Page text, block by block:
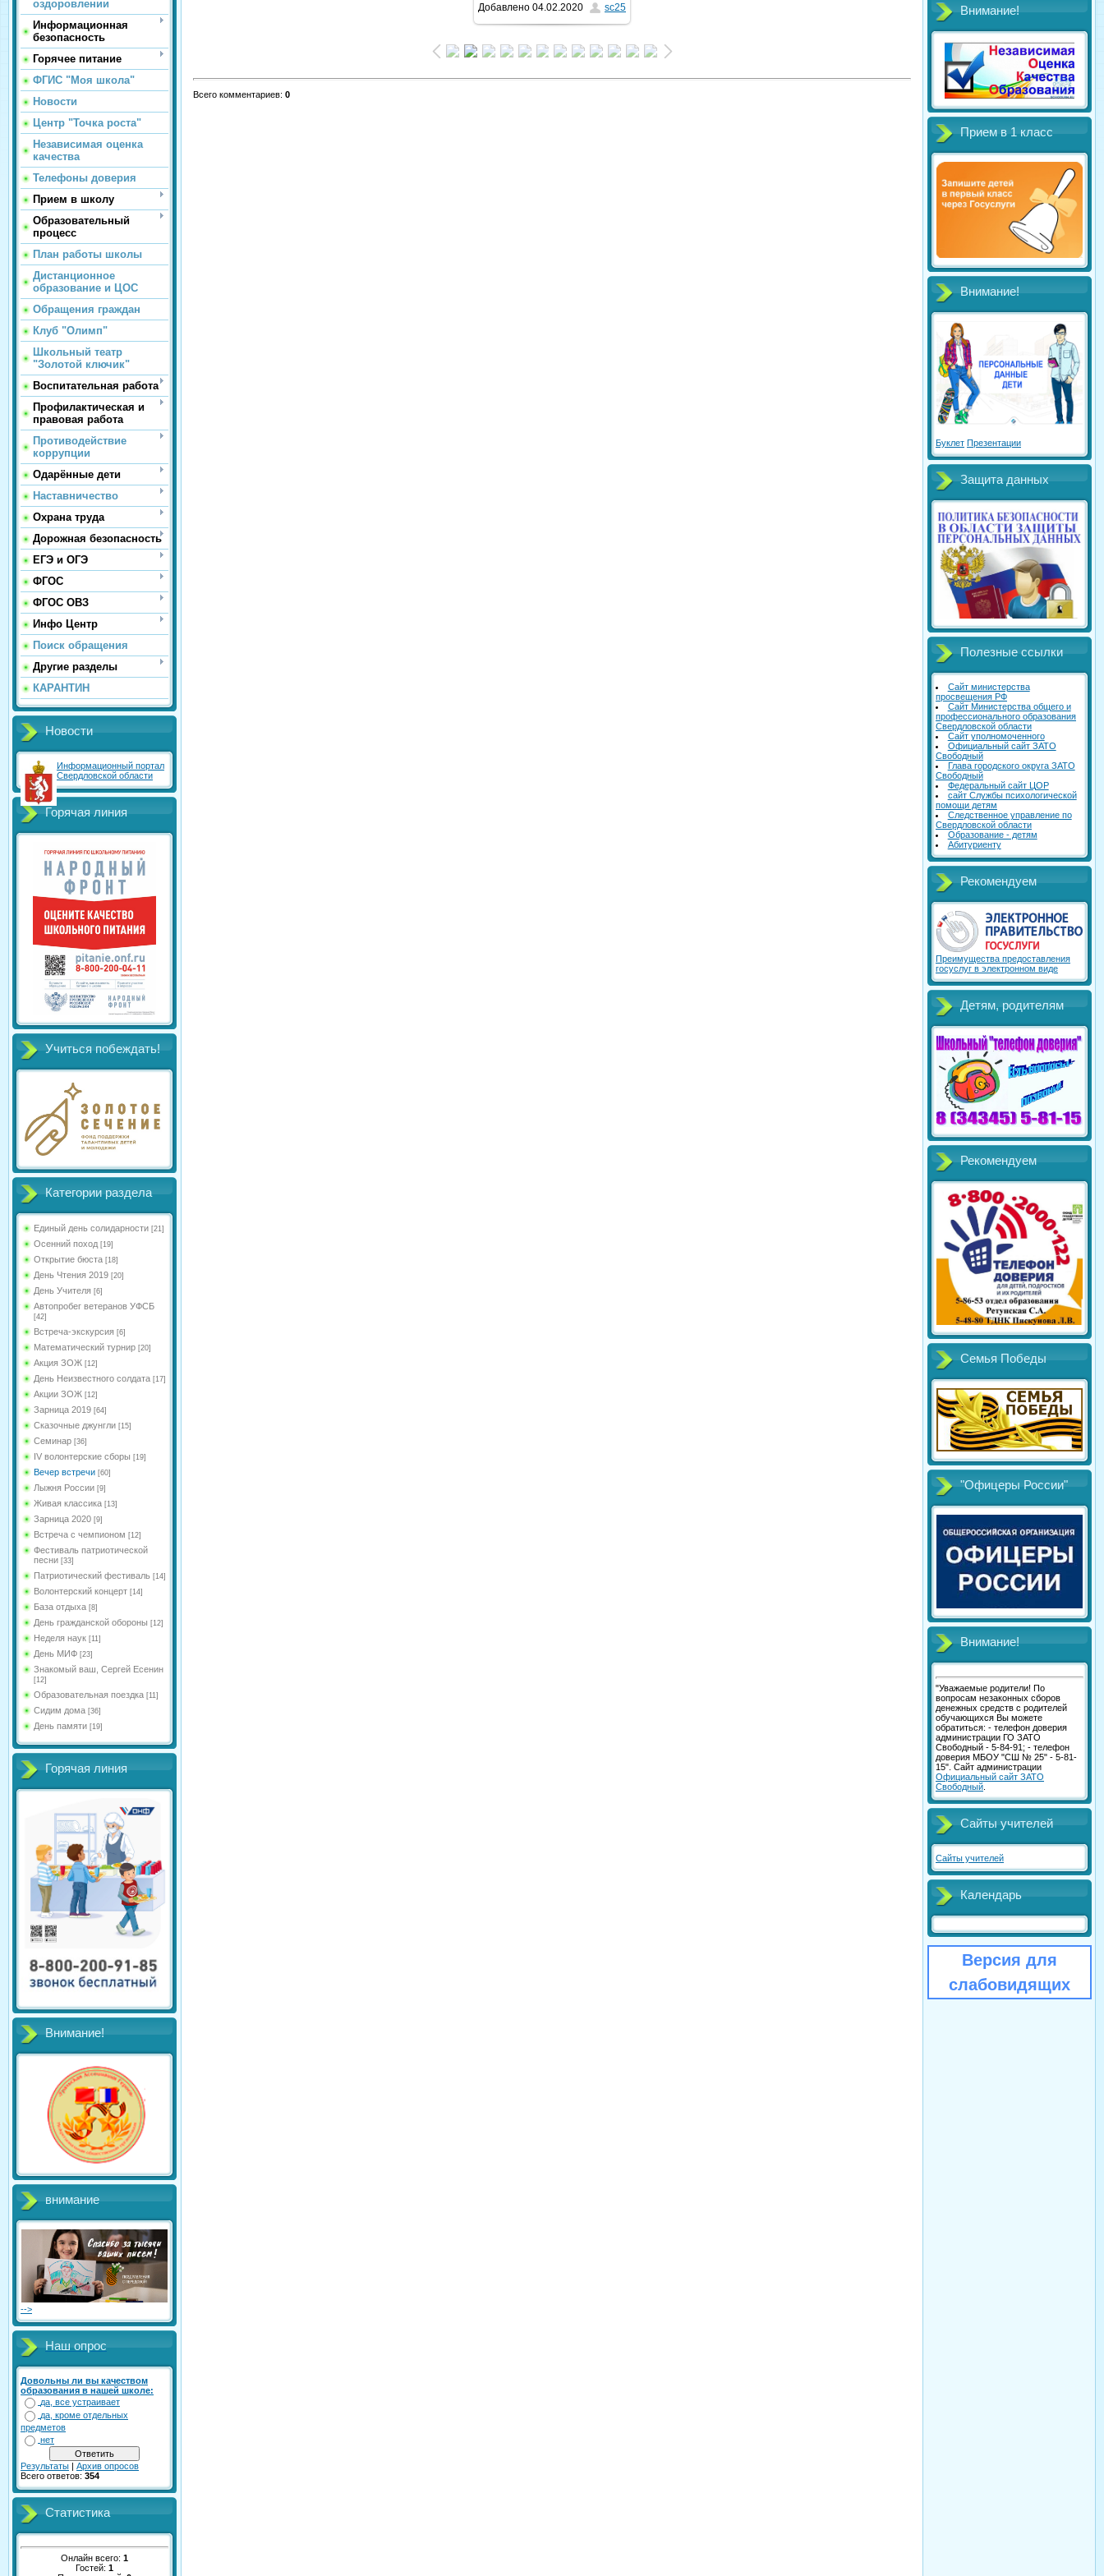
оздоровлении
Информационная
безопасность
Горячее питание
ФГИС "Моя школа"
Новости
Центр "Точка роста"
Независимая оценка
качества
Телефоны доверия
Прием в школу
Образовательный
процесс
План работы школы
Дистанционное
образование и ЦОС
Обращения граждан
Клуб "Олимп"
Школьный театр
"Золотой ключик"
Воспитательная работа
Профилактическая и
правовая работа
Противодействие
коррупции
Одарённые дети
Наставничество
Охрана труда
Дорожная безопасность
ЕГЭ и ОГЭ
ФГОС
ФГОС ОВЗ
Инфо Центр
Поиск обращения
Другие разделы
КАРАНТИН
Новости
Информационный портал
Свердловской области
Горячая линия
Учиться побеждать!
Категории раздела
Единый день солидарности [21]
Осенний поход [19]
Открытие бюста [18]
День Чтения 2019 [20]
День Учителя [6]
Автопробег ветеранов УФСБ
[42]
Встреча-экскурсия [6]
Математический турнир [20]
Акция ЗОЖ [12]
День Неизвестного солдата [17]
Акции ЗОЖ [12]
Зарница 2019 [64]
Сказочные джунгли [15]
Семинар [36]
IV волонтерские сборы [19]
Вечер встречи [60]
Лыжня России [9]
Живая классика [13]
Зарница 2020 [9]
Встреча с чемпионом [12]
Фестиваль патриотической
песни [33]
Патриотический фестиваль [14]
Волонтерский концерт [14]
База отдыха [8]
День гражданской обороны [12]
Неделя наук [11]
День МИФ [23]
Знакомый ваш, Сергей Есенин
[12]
Образовательная поездка [11]
Сидим дома [36]
День памяти [19]
Горячая линия
Внимание!
внимание
-->
Наш опрос
Довольны ли вы качеством
образования в нашей школе:
да, все устраивает
да, кроме отдельных
предметов
нет
Результаты | Архив опросов
Всего ответов: 354
Статистика
Онлайн всего: 1
Гостей: 1
1024x681/ 137.1Kb
Добавлено 04.02.2020 sc25
Всего комментариев: 0
Внимание!
Прием в 1 класс
Внимание!
Буклет Презентации
Защита данных
Полезные ссылки
Сайт министерства
просвещения РФ
Сайт Министерства общего и
профессионального образования
Свердловской области
Сайт уполномоченного
Официальный сайт ЗАТО
Свободный
Глава городского округа ЗАТО
Свободный
Федеральный сайт ЦОР
сайт Службы психологической
помощи детям
Следственное управление по
Свердловской области
Образование - детям
Абитуриенту
Рекомендуем
Преимущества предоставления
госуслуг в электронном виде
Детям, родителям
Рекомендуем
Семья Победы
"Офицеры России"
Внимание!
"Уважаемые родители! По
вопросам незаконных сборов
денежных средств с родителей
обучающихся Вы можете
обратиться: - телефон доверия
администрации ГО ЗАТО
Свободный - 5-84-91; - телефон
доверия МБОУ "СШ № 25" - 5-81-
15". Сайт администрации
Официальный сайт ЗАТО
Свободный
Сайты учителей
Сайты учителей
Календарь
Версия для
слабовидящих